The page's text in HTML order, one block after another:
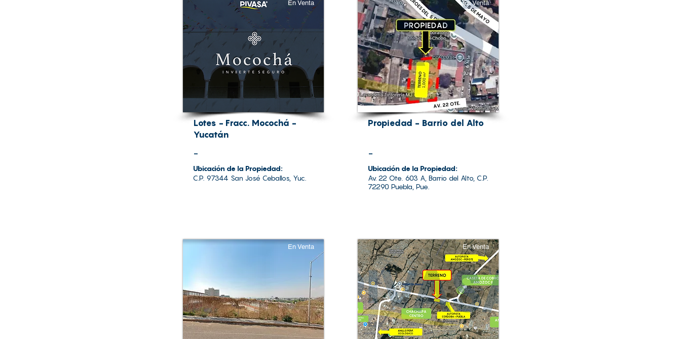
En Venta
Lotes - Fracc. Mocochá -
Yucatán
-
Ubicación de la Propiedad:
C.P. 97344 San José Ceballos, Yuc.
En Venta
En Venta
Propiedad - Barrio del Alto
-
Ubicación de la Propiedad:
Av. 22 Ote. 603 A, Barrio del Alto, C.P.
72290 Puebla, Pue.
En Venta